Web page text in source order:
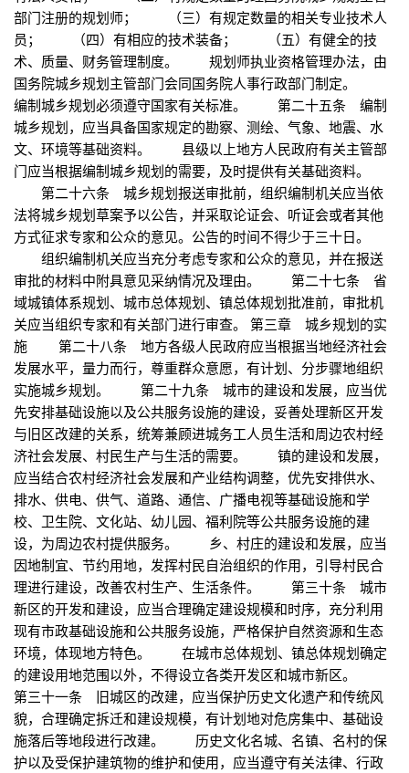
部门注册的规划师； （三）有规定数量的相关专业技术人
员； （四）有相应的技术装备； （五）有健全的技
术、质量、财务管理制度。 规划师执业资格管理办法，由
国务院城乡规划主管部门会同国务院人事行政部门制定。
编制城乡规划必须遵守国家有关标准。 第二十五条 编制
城乡规划，应当具备国家规定的勘察、测绘、气象、地震、水
文、环境等基础资料。 县级以上地方人民政府有关主管部
门应当根据编制城乡规划的需要，及时提供有关基础资料。
第二十六条 城乡规划报送审批前，组织编制机关应当依
法将城乡规划草案予以公告，并采取论证会、听证会或者其他
方式征求专家和公众的意见。公告的时间不得少于三十日。
组织编制机关应当充分考虑专家和公众的意见，并在报送
审批的材料中附具意见采纳情况及理由。 第二十七条 省
域城镇体系规划、城市总体规划、镇总体规划批准前，审批机
关应当组织专家和有关部门进行审查。 第三章 城乡规划的实
施 第二十八条 地方各级人民政府应当根据当地经济社会
发展水平，量力而行，尊重群众意愿，有计划、分步骤地组织
实施城乡规划。 第二十九条 城市的建设和发展，应当优
先安排基础设施以及公共服务设施的建设，妥善处理新区开发
与旧区改建的关系，统筹兼顾进城务工人员生活和周边农村经
济社会发展、村民生产与生活的需要。 镇的建设和发展，
应当结合农村经济社会发展和产业结构调整，优先安排供水、
排水、供电、供气、道路、通信、广播电视等基础设施和学
校、卫生院、文化站、幼儿园、福利院等公共服务设施的建
设，为周边农村提供服务。 乡、村庄的建设和发展，应当
因地制宜、节约用地，发挥村民自治组织的作用，引导村民合
理进行建设，改善农村生产、生活条件。 第三十条 城市
新区的开发和建设，应当合理确定建设规模和时序，充分利用
现有市政基础设施和公共服务设施，严格保护自然资源和生态
环境，体现地方特色。 在城市总体规划、镇总体规划确定
的建设用地范围以外，不得设立各类开发区和城市新区。
第三十一条 旧城区的改建，应当保护历史文化遗产和传统风
貌，合理确定拆迁和建设规模，有计划地对危房集中、基础设
施落后等地段进行改建。 历史文化名城、名镇、名村的保
护以及受保护建筑物的维护和使用，应当遵守有关法律、行政